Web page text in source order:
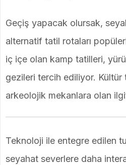
Geçiş yapacak olursak,
alternatif tatil rotaları
iç içe olan kamp tatilleri,
gezileri tercih ediliyor. Kültür
arkeolojik mekanlara olan
Teknoloji ile entegre edilen
seyahat severlere daha